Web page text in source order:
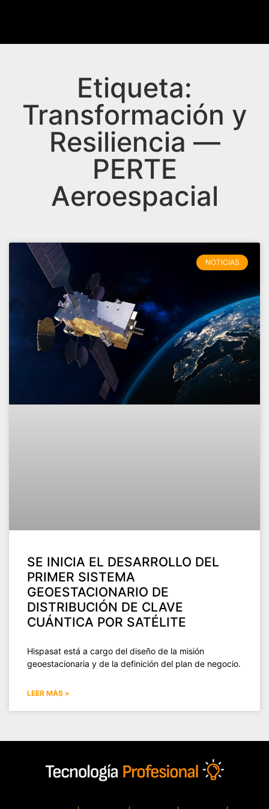
Etiqueta:
Transformación y
Resiliencia —
PERTE
Aeroespacial
NOTICIAS
SE INICIA EL DESARROLLO DEL
PRIMER SISTEMA
GEOESTACIONARIO DE
DISTRIBUCIÓN DE CLAVE
CUÁNTICA POR SATÉLITE
Hispasat está a cargo del diseño de la misión
geoestacionaria y de la definición del plan de negocio.
LEER MÁS »